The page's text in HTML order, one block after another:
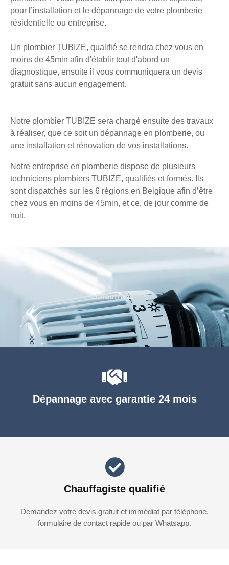
pour l’installation et le dépannage de votre plomberie
résidentielle ou entreprise.
Un plombier TUBIZE, qualifié se rendra chez vous en
moins de 45min afin d'établir tout d'abord un
diagnostique, ensuite il vous communiquera un devis
gratuit sans aucun engagement.
Notre plombier TUBIZE sera chargé ensuite des travaux
à réaliser, que ce soit un dépannage en plomberie, ou
une installation et rénovation de vos installations.
Notre entreprise en plomberie dispose de plusieurs
techniciens plombiers TUBIZE, qualifiés et formés. Ils
sont dispatchés sur les 6 régions en Belgique afin d’être
chez vous en moins de 45min, et ce, de jour comme de
nuit.
Dépannage avec garantie 24 mois
Chauffagiste qualifié
Demandez votre devis gratuit et immédiat par téléphone,
formulaire de contact rapide ou par Whatsapp.
Chauffage